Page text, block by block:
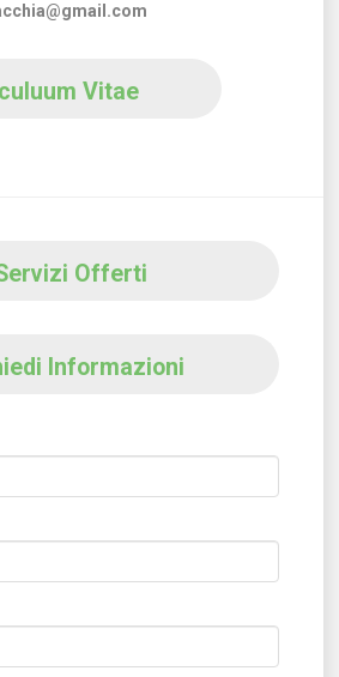
Vitae
Offerti
Informazioni